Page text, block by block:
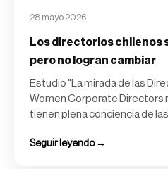
28 mayo 2026
Los directorios chilenos
pero no logran cambiar
Estudio "La mirada de las
Women Corporate Directors
tienen plena conciencia de
Seguir leyendo →